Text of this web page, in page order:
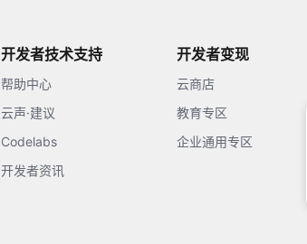
开发者技术支持
帮助中心
云声·建议
Codelabs
开发者资讯
开发者变现
云商店
教育专区
企业通用专区